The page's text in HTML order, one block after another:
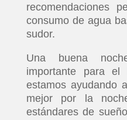
recomendaciones
consumo de agua
sudor.
Una buena
importante para
estamos ayudando
mejor por la
estándares de